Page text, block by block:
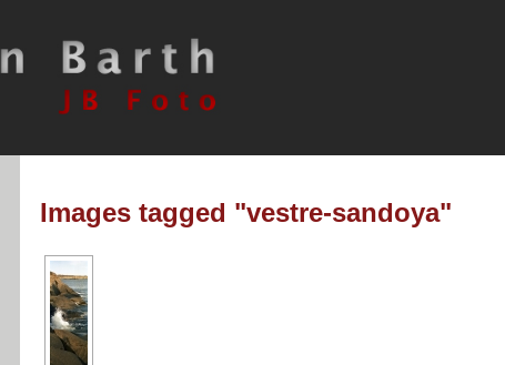
Images tagged "vestre-sandoya"